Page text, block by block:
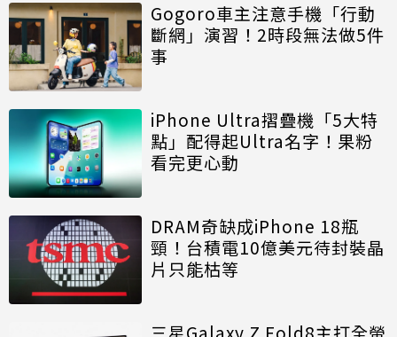
Gogoro車主注意手機「行動
斷網」演習！2時段無法做5件
事
iPhone Ultra摺疊機「5大特
點」配得起Ultra名字！果粉
看完更心動
DRAM奇缺成iPhone 18瓶
頸！台積電10億美元待封裝晶
片只能枯等